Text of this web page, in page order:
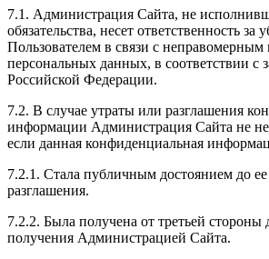
7.1. Администрация Сайта, не
обязательства, несет ответственность
Пользователем в связи с неправомерным
персональных данных, в соответствии с
Российской Федерации.
7.2. В случае утраты или разглашения
информации Администрация Сайта не
если данная конфиденциальная
7.2.1. Стала публичным достоянием до
разглашения.
7.2.2. Была получена от третьей стороны
получения Администрацией Сайта.